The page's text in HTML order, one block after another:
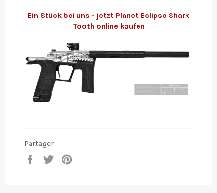
Ein Stück bei uns - jetzt Planet Eclipse Shark
Tooth online kaufen
Partager
PartagerTweeter